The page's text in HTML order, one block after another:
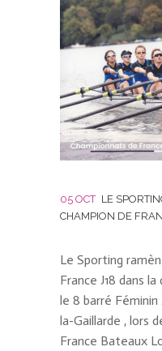
05 OCT LE
CHAMPION DE
Le Sporting
France J18 dans
le 8 barré Féminin
la-Gaillarde , lors
France Bateaux